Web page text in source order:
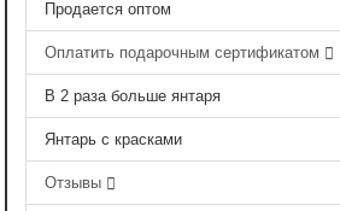
Продается оптом
Оплатить подарочным сертификатом
В 2 раза больше янтаря
Янтарь с красками
Отзывы